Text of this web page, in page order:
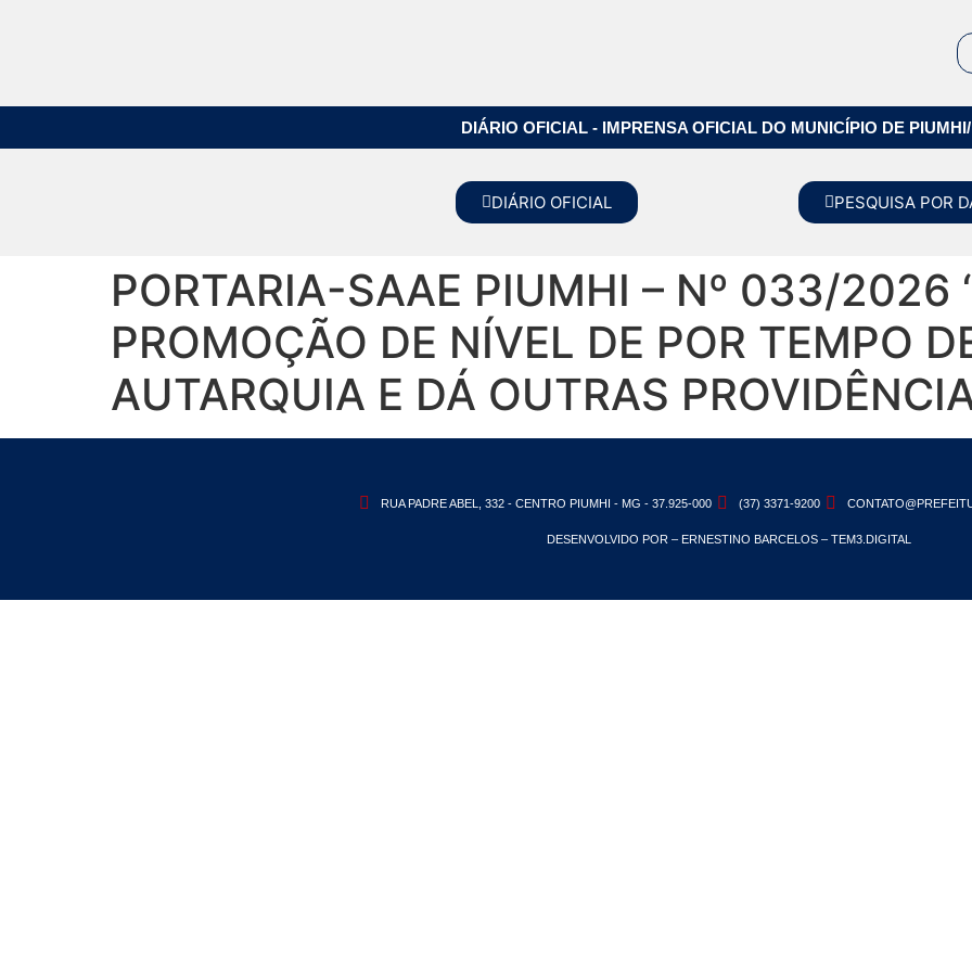
DIÁRIO OFICIAL - IMPRENSA OFICIAL DO MUNICÍPIO DE
DIÁRIO OFICIAL PESQUISA POR
PORTARIA-SAAE PIUMHI – Nº 033/2026
PROMOÇÃO DE NÍVEL DE POR TEMPO
AUTARQUIA E DÁ OUTRAS
RUA PADRE ABEL, 332 - CENTRO PIUMHI - MG - 37.925-000 (37) 3371-9200
DESENVOLVIDO POR – ERNESTINO BARCELOS – TEM3.DIGITAL